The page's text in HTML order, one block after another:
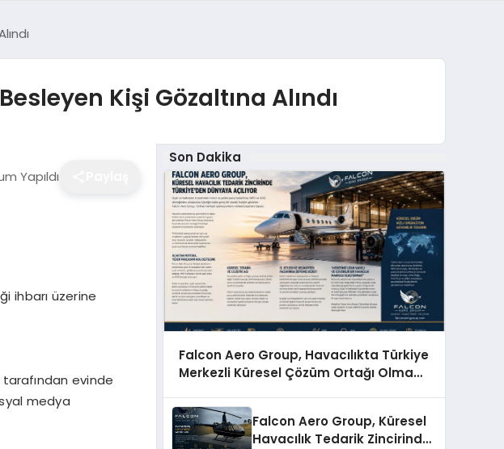
Kişi Gözaltına Alındı
Yapıldı
ihbarı üzerine
tarafından evinde
medya
Son Dakika
Falcon Aero Group, Havacılıkta Türkiye
Merkezli Küresel Çözüm Ortağı Olma
Falcon Aero Group, Küresel
Havacılık Tedarik Zincirinde